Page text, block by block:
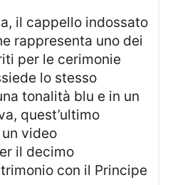
rappresenta uno dei
per le cerimonie
lo stesso
tonalità blu e in un
quest’ultimo
video
il decimo
con il Principe